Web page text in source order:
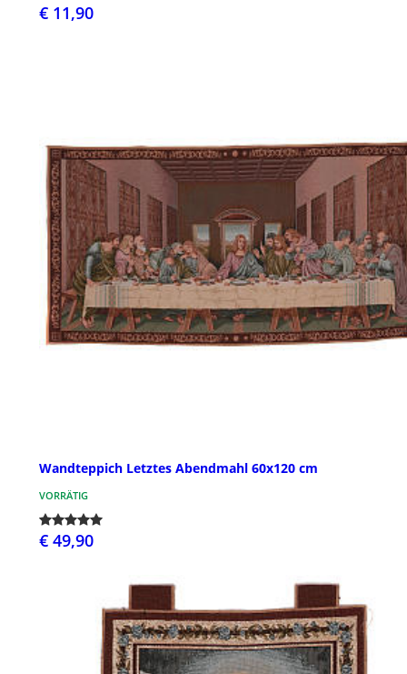
€ 11,90
Wandteppich Letztes Abendmahl 60x120 cm
VORRÄTIG
€ 49,90